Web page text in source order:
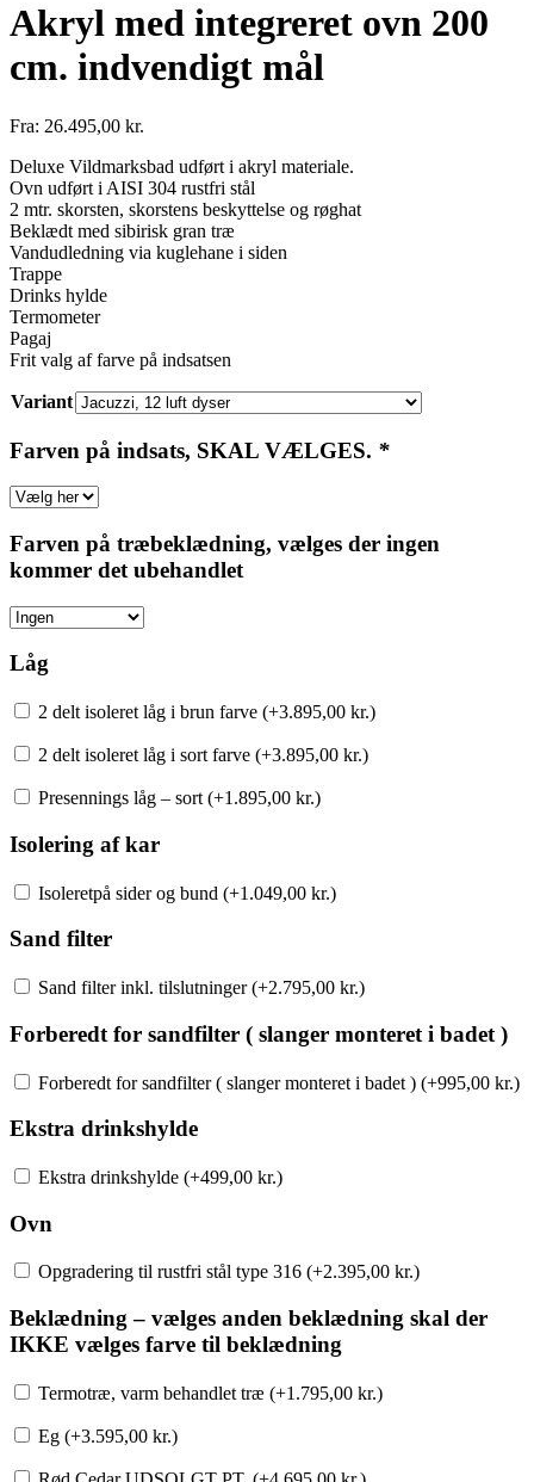
Akryl med integreret ovn 200
cm. indvendigt mål
Fra: 26.495,00 kr.
Deluxe Vildmarksbad udført i akryl materiale.
Ovn udført i AISI 304 rustfri stål
2 mtr. skorsten, skorstens beskyttelse og røghat
Beklædt med sibirisk gran træ
Vandudledning via kuglehane i siden
Trappe
Drinks hylde
Termometer
Pagaj
Frit valg af farve på indsatsen
Variant
Farven på indsats, SKAL VÆLGES. *
Farven på træbeklædning, vælges der ingen
kommer det ubehandlet
Låg
2 delt isoleret låg i brun farve (+3.895,00 kr.)
2 delt isoleret låg i sort farve (+3.895,00 kr.)
Presennings låg – sort (+1.895,00 kr.)
Isolering af kar
Isoleretpå sider og bund (+1.049,00 kr.)
Sand filter
Sand filter inkl. tilslutninger (+2.795,00 kr.)
Forberedt for sandfilter ( slanger monteret i badet )
Forberedt for sandfilter ( slanger monteret i badet ) (+995,00 kr.)
Ekstra drinkshylde
Ekstra drinkshylde (+499,00 kr.)
Ovn
Opgradering til rustfri stål type 316 (+2.395,00 kr.)
Beklædning – vælges anden beklædning skal der
IKKE vælges farve til beklædning
Termotræ, varm behandlet træ (+1.795,00 kr.)
Eg (+3.595,00 kr.)